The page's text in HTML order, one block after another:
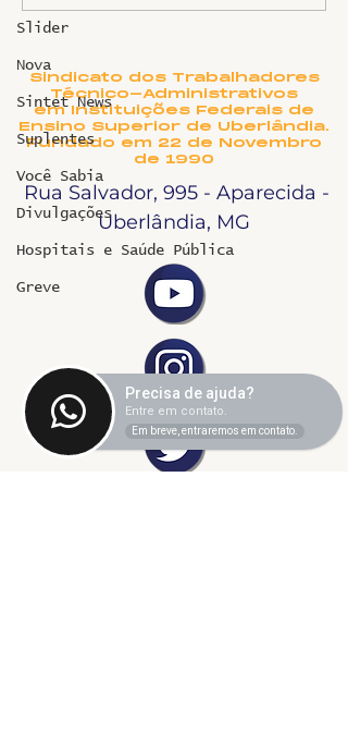
Slider
Nova
Sintet News
Suplentes
Você Sabia
Divulgações
Hospitais e Saúde Pública
Greve
Sindicato dos Trabalhadores
Técnico-Administrativos
em Instituições Federais de
Ensino Superior de Uberlândia.
Fundado em 22 de Novembro
de 1990
Rua Salvador, 995 - Aparecida -
Uberlândia, MG
Precisa de ajuda?
Entre em contato.
Em breve, entraremos em contato.